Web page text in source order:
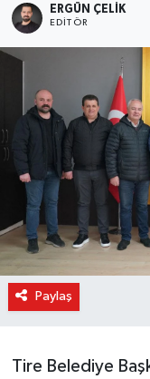
ERGÜN ÇELIK
EDITÖR
Paylaş
Tire Belediye
Haber Arşivi